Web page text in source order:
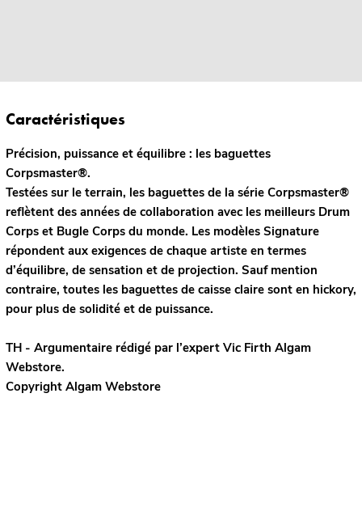
Caractéristiques
Précision, puissance et équilibre : les baguettes
Corpsmaster®.
Testées sur le terrain, les baguettes de la série Corpsmaster®
reflètent des années de collaboration avec les meilleurs Drum
Corps et Bugle Corps du monde. Les modèles Signature
répondent aux exigences de chaque artiste en termes
d’équilibre, de sensation et de projection. Sauf mention
contraire, toutes les baguettes de caisse claire sont en hickory,
pour plus de solidité et de puissance.
TH - Argumentaire rédigé par l’expert Vic Firth Algam
Webstore.
Copyright Algam Webstore